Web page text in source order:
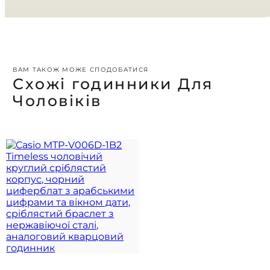
ВАМ ТАКОЖ МОЖЕ СПОДОБАТИСЯ
Схожі годинники Для
Чоловіків